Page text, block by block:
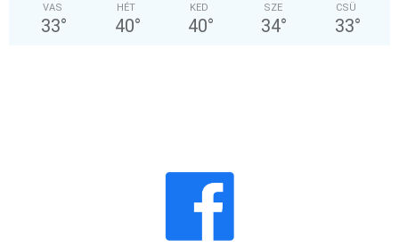
VAS
33°
HÉT
40°
KED
40°
SZE
34°
CSÜ
33°